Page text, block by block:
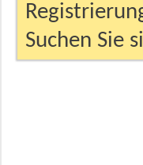
Suchen Sie